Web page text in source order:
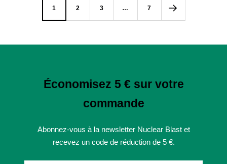
1 2 3 … 7
Économisez 5 € sur votre
commande
Abonnez-vous à la newsletter Nuclear Blast et
recevez un code de réduction de 5 €.